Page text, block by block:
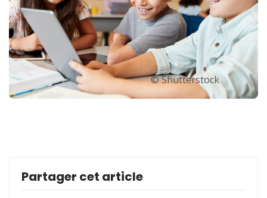
© Shutterstock
Partager cet article